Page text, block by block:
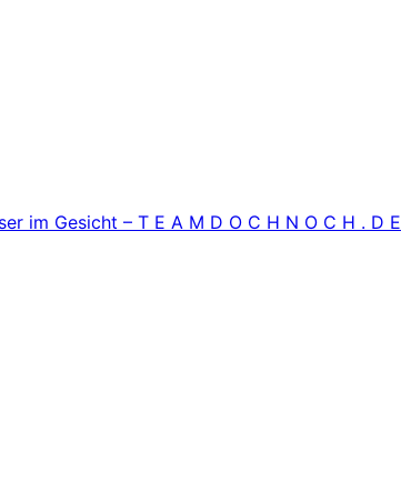
im Gesicht – T E A M D O C H N O C H . D E